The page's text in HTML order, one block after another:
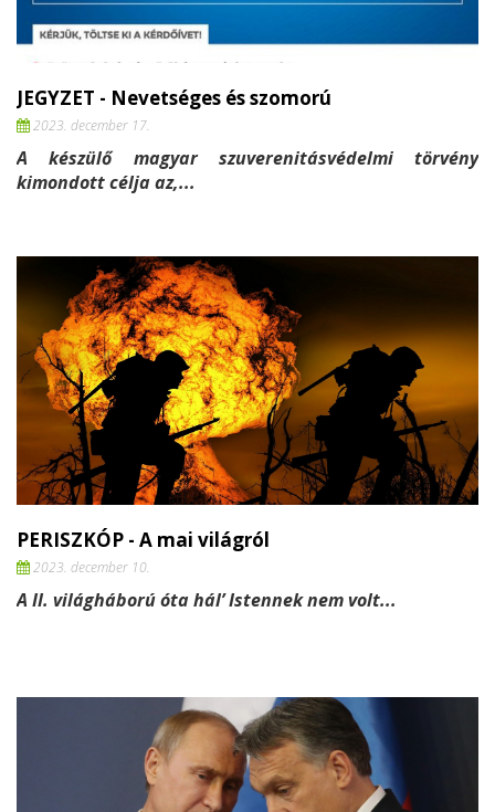
JEGYZET - Nevetséges és szomorú
2023. december 17.
A készülő magyar szuverenitásvédelmi törvény
kimondott célja az,...
PERISZKÓP - A mai világról
2023. december 10.
A II. világháború óta hál’ Istennek nem volt...